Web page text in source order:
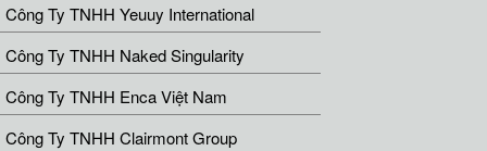
Công Ty TNHH Yeuuy International
Công Ty TNHH Naked Singularity
Công Ty TNHH Enca Việt Nam
Công Ty TNHH Clairmont Group